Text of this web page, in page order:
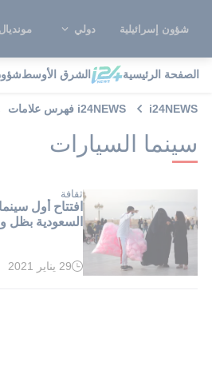
شؤون إسرائيلية دولي مونديال
الصفحة الرئيسية الشرق الأوسط
i24NEWS i24NEWS فهرس علامات
سينما السيارات
ثقافة
افتتاح أول
السعودية بظل
وقت
29 يناير 2021